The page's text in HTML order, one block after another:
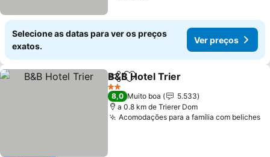
Selecione as datas para ver os preços
exatos.
Ver preços
PartilharAdicionar aos favoritos
B&B Hotel Trier
2 Estrelas
8,0 Muito boa
5.533
a 0.8 km de Trierer Dom
Acomodações para a família com beliches